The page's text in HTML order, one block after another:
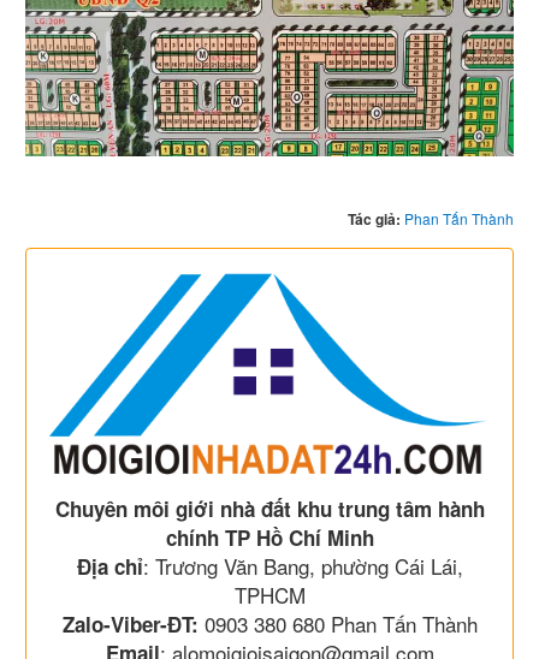
Tác giả: Phan Tấn Thành
Chuyên môi giới nhà đất khu trung tâm hành
chính TP Hồ Chí Minh
Địa chỉ: Trương Văn Bang, phường Cái Lái,
TPHCM
Zalo-Viber-ĐT: 0903 380 680 Phan Tấn Thành
: alomoigioisaigon@gmail.com